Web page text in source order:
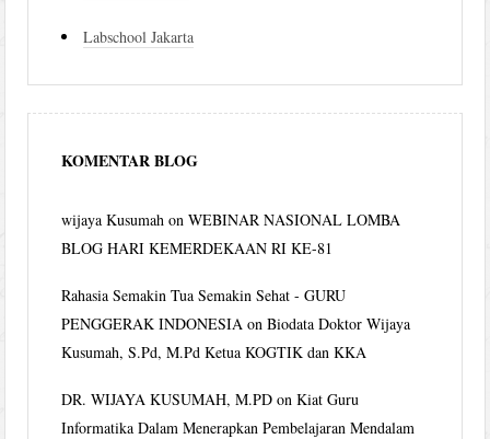
Labschool Jakarta
KOMENTAR BLOG
wijaya Kusumah onWEBINAR NASIONAL LOMBA
BLOG HARI KEMERDEKAAN RI KE-81
Rahasia Semakin Tua Semakin Sehat - GURU
PENGGERAK INDONESIA onBiodata Doktor Wijaya
Kusumah, S.Pd, M.Pd Ketua KOGTIK dan KKA
DR. WIJAYA KUSUMAH, M.PD onKiat Guru
Informatika Dalam Menerapkan Pembelajaran Mendalam